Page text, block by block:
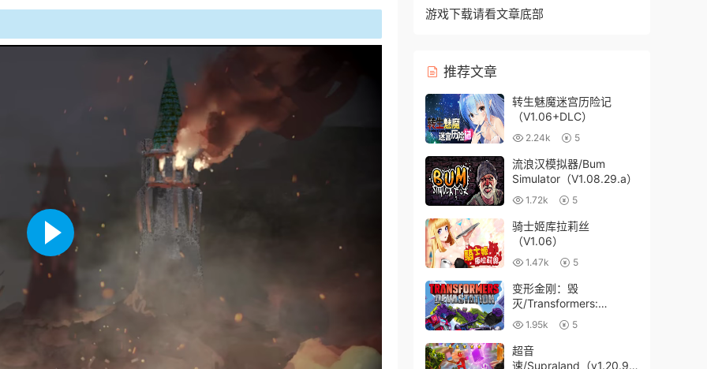
游戏下载请看文章底部
推荐文章
转生魅魔迷宫历险记
（V1.06+DLC）
2.24k 5
流浪汉模拟器/Bum
Simulator（V1.08.29.a）
1.72k 5
骑士姬库拉莉丝
（V1.06）
1.47k 5
变形金刚：毁
灭/Transformers:
Devastation
1.95k 5
超音
速/Supraland（v1.20.9